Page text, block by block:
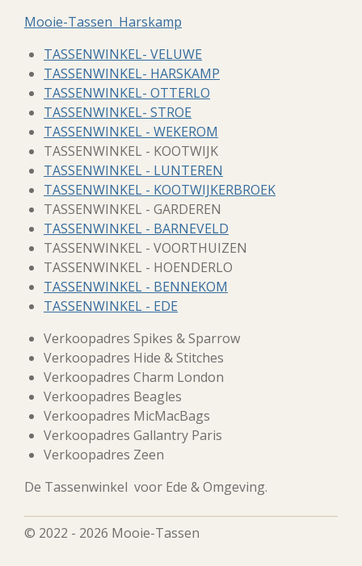
Mooie-Tassen Harskamp
TASSENWINKEL- VELUWE
TASSENWINKEL- HARSKAMP
TASSENWINKEL- OTTERLO
TASSENWINKEL- STROE
TASSENWINKEL - WEKEROM
TASSENWINKEL - KOOTWIJK
TASSENWINKEL - LUNTEREN
TASSENWINKEL - KOOTWIJKERBROEK
TASSENWINKEL - GARDEREN
TASSENWINKEL - BARNEVELD
TASSENWINKEL - VOORTHUIZEN
TASSENWINKEL - HOENDERLO
TASSENWINKEL - BENNEKOM
TASSENWINKEL - EDE
Verkoopadres Spikes & Sparrow
Verkoopadres Hide & Stitches
Verkoopadres Charm London
Verkoopadres Beagles
Verkoopadres MicMacBags
Verkoopadres Gallantry Paris
Verkoopadres Zeen
De Tassenwinkel voor Ede & Omgeving.
© 2022 - 2026 Mooie-Tassen